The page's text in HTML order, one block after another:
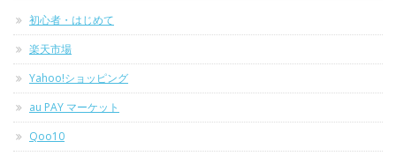
初心者・はじめて
楽天市場
Yahoo!ショッピング
au PAY マーケット
Qoo10